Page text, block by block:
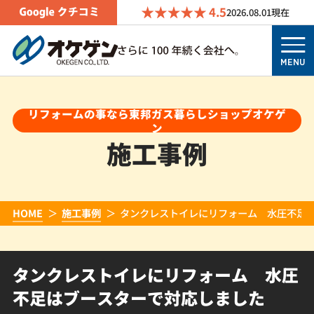
4.52026.08.01現在
MENU
リフォームの事なら東邦ガス暮らしショップオケゲ
ン
施工事例
HOME 施工事例 タンクレストイレにリフォーム 水圧不足
タンクレストイレにリフォーム 水圧
不足はブースターで対応しました